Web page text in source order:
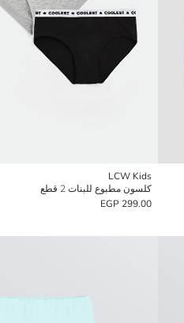
LCW Kids
كلسون مطبوع للبنات 2 قطع
299.00 EGP